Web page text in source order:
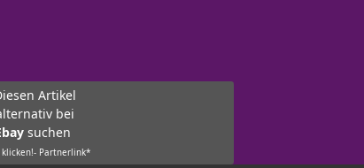
Artikel
bei
suchen
klicken!- Partnerlink*